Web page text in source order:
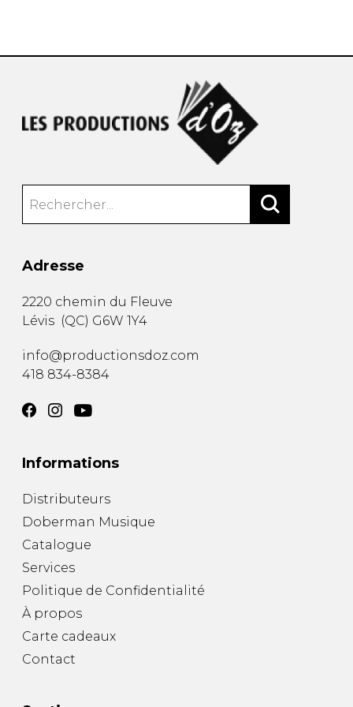
Adresse
2220 chemin du Fleuve
Lévis (QC) G6W 1Y4
info@productionsdoz.com
418 834-8384
Informations
Distributeurs
Doberman Musique
Catalogue
Services
Politique de Confidentialité
À propos
Carte cadeaux
Contact